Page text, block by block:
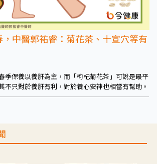
中醫郭祐睿：菊花茶、十宣穴等有
季保養以養肝為主，而「枸杞菊花茶」可說是最平
不只對於養肝有利，對於養心安神也相當有幫助。